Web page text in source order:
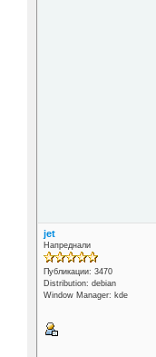
jet
Напреднали
Публикации: 3470
Distribution: debian
Window Manager: kde